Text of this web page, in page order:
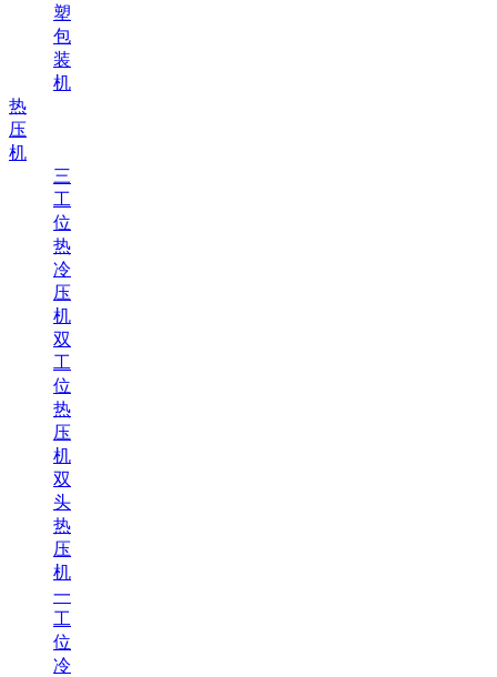
塑
包
装
机
热
压
机
三
工
位
热
冷
压
机
双
工
位
热
压
机
双
头
热
压
机
一
工
位
冷